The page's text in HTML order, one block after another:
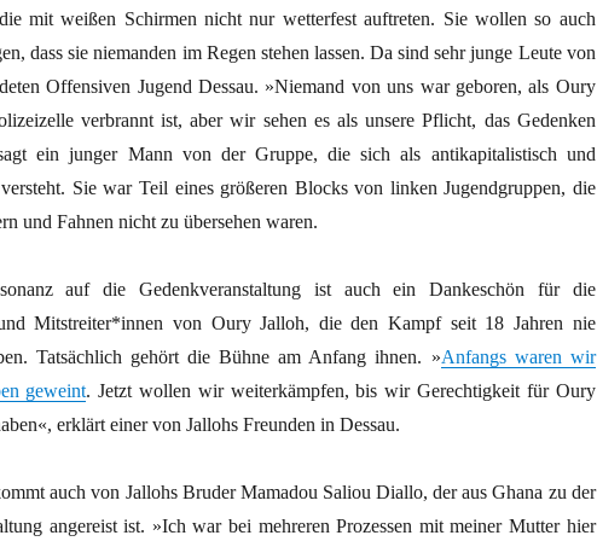
mit weißen Schirmen nicht nur wetterfest auftreten. Sie wollen so auch
dass sie niemanden im Regen stehen lassen. Da sind sehr junge Leute von
Offensiven Jugend Dessau. »Niemand von uns war geboren, als Oury
verbrannt ist, aber wir sehen es als unsere Pflicht, das Gedenken
ein junger Mann von der Gruppe, die sich als antikapitalistisch und
Sie war Teil eines größeren Blocks von linken Jugendgruppen, die
und Fahnen nicht zu übersehen waren.
auf die Gedenkveranstaltung ist auch ein Dankeschön für die
Mitstreiter*innen von Oury Jalloh, die den Kampf seit 18 Jahren nie
Tatsächlich gehört die Bühne am Anfang ihnen. »Anfangs waren wir
geweint. Jetzt wollen wir weiterkämpfen, bis wir Gerechtigkeit für Oury
erklärt einer von Jallohs Freunden in Dessau.
auch von Jallohs Bruder Mamadou Saliou Diallo, der aus Ghana zu der
angereist ist. »Ich war bei mehreren Prozessen mit meiner Mutter hier